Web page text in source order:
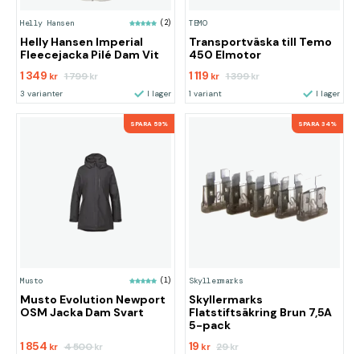
Helly Hansen (2)
Helly Hansen Imperial
Fleecejacka Pilé Dam Vit
1 349 kr 1 799kr
3 varianter I lager
TEMO
Transportväska till Temo
450 Elmotor
1 119 kr 1 399kr
1 variant I lager
SPARA 59%
Musto (1)
Musto Evolution Newport
OSM Jacka Dam Svart
1 854 kr 4 500kr
SPARA 34%
Skyllermarks
Skyllermarks
Flatstiftsäkring Brun 7,5A
5-pack
19 kr 29kr